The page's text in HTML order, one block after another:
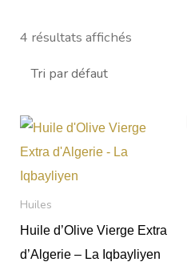
4 résultats affichés
Huiles
Huile d’Olive Vierge Extra
d’Algerie – La Iqbayliyen